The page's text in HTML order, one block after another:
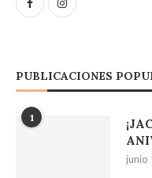
PUBLICACIONES
1
junio